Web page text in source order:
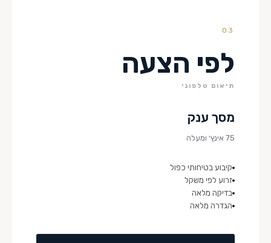
03
לפי הצעה
תיאום טלפוני
מסך ענק
75 אינץ׳ ומעלה
קיבוע בטיחותי כפול
זרוע לפי משקל
בדיקה מלאה
הגדרה מלאה